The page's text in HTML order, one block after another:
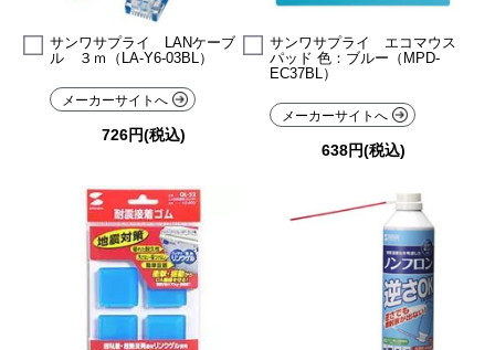
サンワサプライ LANケーブ
ル ３ｍ（LA-Y6-03BL）
メーカーサイトへ
726円(税込)
サンワサプライ エコマウス
パッド 色：ブルー（MPD-
EC37BL）
メーカーサイトへ
638円(税込)